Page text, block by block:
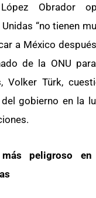
Obrador
“no tienen
a México
de la ONU
Volker Türk,
del gobierno en la
peligroso